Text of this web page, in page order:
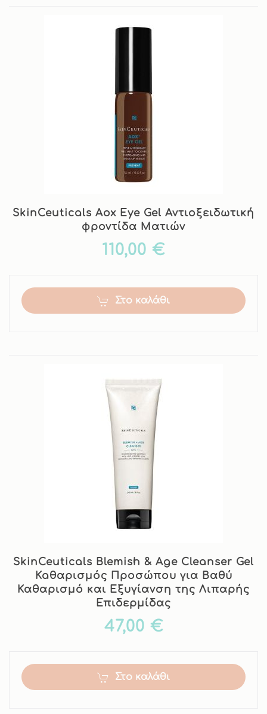
SkinCeuticals Aox Eye Gel Αντιοξειδωτική
φροντίδα Ματιών
110,00 €
Στο καλάθι
SkinCeuticals Blemish & Age Cleanser Gel
Kaθαρισμός Προσώπου για Βαθύ
Καθαρισμό και Εξυγίανση της Λιπαρής
Επιδερμίδας
47,00 €
Στο καλάθι